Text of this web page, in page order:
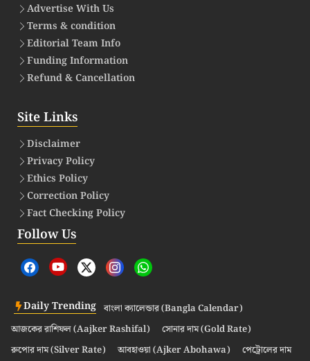
Advertise With Us
Terms & condition
Editorial Team Info
Funding Information
Refund & Cancellation
Site Links
Disclaimer
Privacy Policy
Ethics Policy
Correction Policy
Fact Checking Policy
Follow Us
Daily Trending বাংলা ক্যালেন্ডার (Bangla Calendar)
আজকের রাশিফল (Aajker Rashifal)
সোনার দাম (Gold Rate)
রুপোর দাম (Silver Rate)
আবহাওয়া (Ajker Abohawa) পেট্রোলের দাম